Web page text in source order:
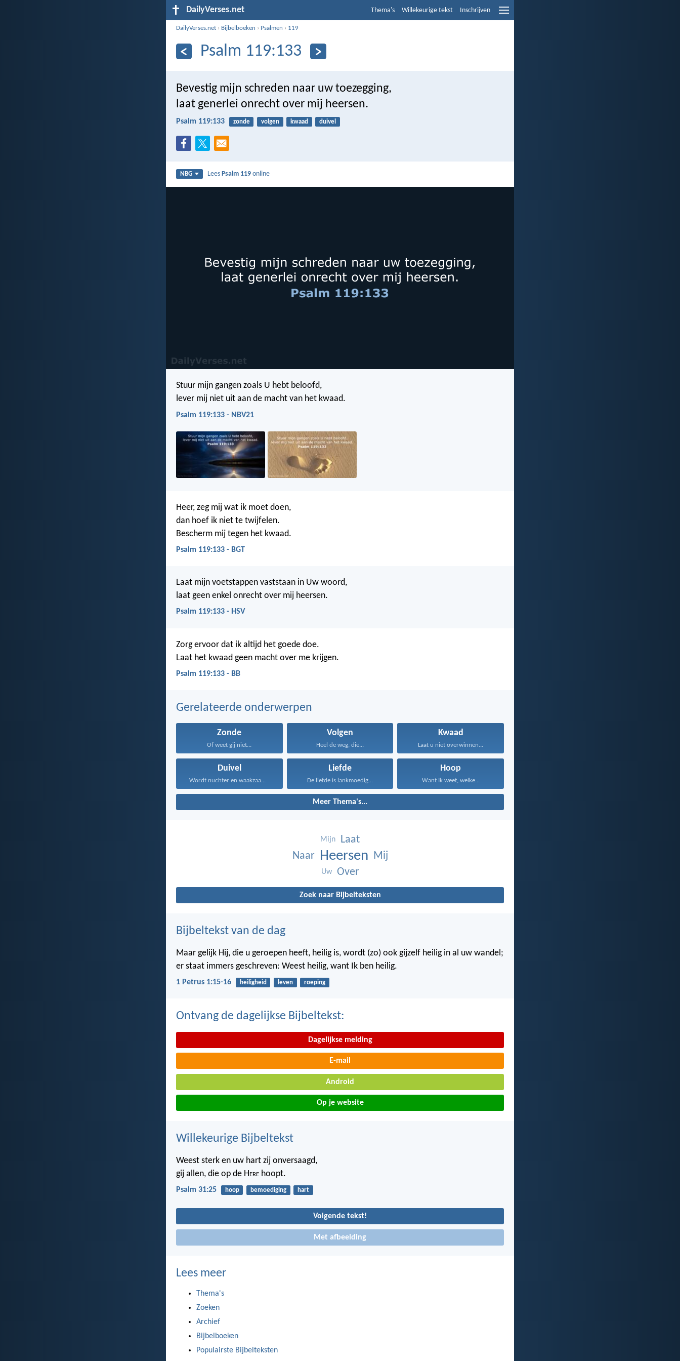
DailyVerses.net Thema's Willekeurige tekst Inschrijven
DailyVerses.net › Bijbelboeken › Psalmen › 119
Psalm 119:133
Bevestig mijn schreden naar uw toezegging,
laat generlei onrecht over mij heersen.
Psalm 119:133 zonde volgen kwaad duivel
NBG LeesPsalm 119 online
Stuur mijn gangen zoals U hebt beloofd,
lever mij niet uit aan de macht van het kwaad.
Psalm 119:133 - NBV21
Heer, zeg mij wat ik moet doen,
dan hoef ik niet te twijfelen.
Bescherm mij tegen het kwaad.
Psalm 119:133 - BGT
Laat mijn voetstappen vaststaan in Uw woord,
laat geen enkel onrecht over mij heersen.
Psalm 119:133 - HSV
Zorg ervoor dat ik altijd het goede doe.
Laat het kwaad geen macht over me krijgen.
Psalm 119:133 - BB
Gerelateerde onderwerpen
Zonde
Of weet gij niet...
Volgen
Heel de weg, die...
Kwaad
Laat u niet overwinnen...
Duivel
Wordt nuchter en waakzaam...
Liefde
De liefde is lankmoedig...
Hoop
Want Ik weet, welke...
Meer Thema's...
Mijn
Laat
Naar Heersen Mij
Uw Over
Zoek naar Bijbelteksten
Bijbeltekst van de dag
Maar gelijk Hij, die u geroepen heeft, heilig is, wordt (zo) ook gijzelf heilig in al uw wandel;
er staat immers geschreven: Weest heilig, want Ik ben heilig.
1 Petrus 1:15-16 heiligheid leven roeping
Ontvang de dagelijkse Bijbeltekst:
Dagelijkse melding
E-mail
Android
Op je website
Willekeurige Bijbeltekst
Weest sterk en uw hart zij onversaagd,
gij allen, die op de Here hoopt.
Psalm 31:25 hoop bemoediging hart
Volgende tekst!
Met afbeelding
Lees meer
Thema's
Zoeken
Archief
Bijbelboeken
Populairste Bijbelteksten